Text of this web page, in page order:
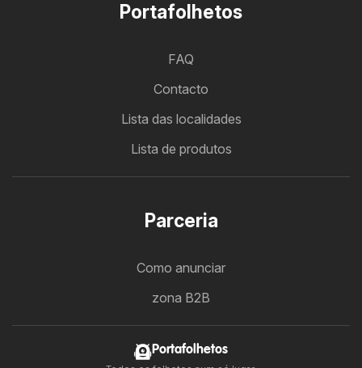
Portafolhetos
FAQ
Contacto
Lista das localidades
Lista de produtos
Parceria
Como anunciar
zona B2B
Portafolhetos